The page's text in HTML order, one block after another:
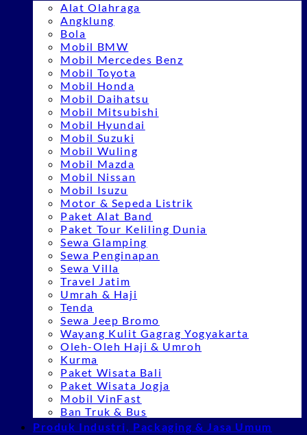
Alat Olahraga
Angklung
Bola
Mobil BMW
Mobil Mercedes Benz
Mobil Toyota
Mobil Honda
Mobil Daihatsu
Mobil Mitsubishi
Mobil Hyundai
Mobil Suzuki
Mobil Wuling
Mobil Mazda
Mobil Nissan
Mobil Isuzu
Motor & Sepeda Listrik
Paket Alat Band
Paket Tour Keliling Dunia
Sewa Glamping
Sewa Penginapan
Sewa Villa
Travel Jatim
Umrah & Haji
Tenda
Sewa Jeep Bromo
Wayang Kulit Gagrag Yogyakarta
Oleh-Oleh Haji & Umroh
Kurma
Paket Wisata Bali
Paket Wisata Jogja
Mobil VinFast
Ban Truk & Bus
Produk Industri, Packaging & Jasa Umum